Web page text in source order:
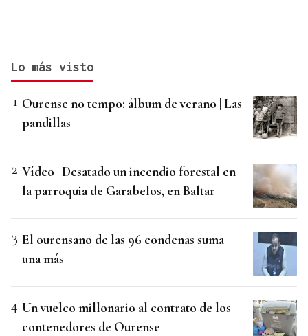
Lo más visto
Ourense no tempo: álbum de verano | Las
pandillas
Vídeo | Desatado un incendio forestal en
la parroquia de Garabelos, en Baltar
El ourensano de las 96 condenas suma
una más
Un vuelco millonario al contrato de los
contenedores de Ourense